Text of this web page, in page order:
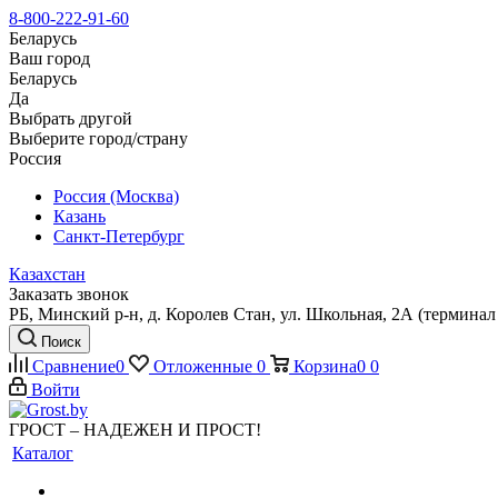
8-800-222-91-60
Беларусь
Ваш город
Беларусь
Да
Выбрать другой
Выберите город/страну
Россия
Россия (Москва)
Казань
Санкт-Петербург
Казахстан
Заказать звонок
РБ, Минский р-н, д. Королев Стан, ул. Школьная, 2А
Поиск
Сравнение0 Отложенные 0 Корзина0 0
Войти
ГРОСТ – НАДЕЖЕН И ПРОСТ!
Каталог